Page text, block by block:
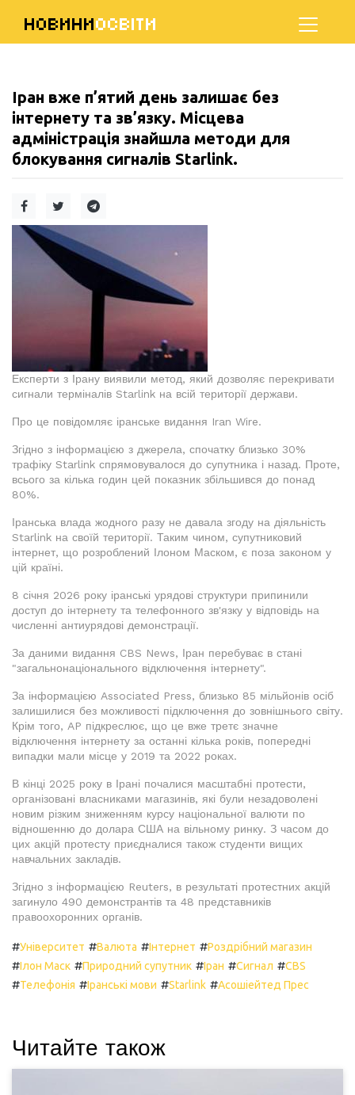
НОВИНИОСВІТИ
Іран вже п’ятий день залишає без
інтернету та зв’язку. Місцева
адміністрація знайшла методи для
блокування сигналів Starlink.
Експерти з Ірану виявили метод, який дозволяє перекривати
сигнали терміналів Starlink на всій території держави.
Про це повідомляє іранське видання Iran Wire.
Згідно з інформацією з джерела, спочатку близько 30%
трафіку Starlink спрямовувалося до супутника і назад. Проте,
всього за кілька годин цей показник збільшився до понад
80%.
Іранська влада жодного разу не давала згоду на діяльність
Starlink на своїй території. Таким чином, супутниковий
інтернет, що розроблений Ілоном Маском, є поза законом у
цій країні.
8 січня 2026 року іранські урядові структури припинили
доступ до інтернету та телефонного зв'язку у відповідь на
численні антиурядові демонстрації.
За даними видання CBS News, Іран перебуває в стані
"загальнонаціонального відключення інтернету".
За інформацією Associated Press, близько 85 мільйонів осіб
залишилися без можливості підключення до зовнішнього світу.
Крім того, AP підкреслює, що це вже третє значне
відключення інтернету за останні кілька років, попередні
випадки мали місце у 2019 та 2022 роках.
В кінці 2025 року в Ірані почалися масштабні протести,
організовані власниками магазинів, які були незадоволені
новим різким зниженням курсу національної валюти по
відношенню до долара США на вільному ринку. З часом до
цих акцій протесту приєдналися також студенти вищих
навчальних закладів.
Згідно з інформацією Reuters, в результаті протестних акцій
загинуло 490 демонстрантів та 48 представників
правоохоронних органів.
#Університет #Валюта #Інтернет #Роздрібний магазин
#Ілон Маск #Природний супутник #Іран #Сигнал #CBS
#Телефонія #Іранські мови #Starlink #Асошіейтед Прес
Читайте також